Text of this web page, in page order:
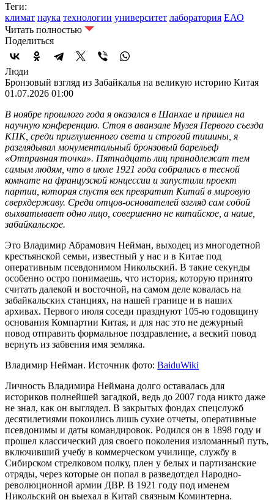
Теги:
климат наука технологии университет лаборатория ЕАО
Читать полностью
Поделиться
Люди
Бронзовый взгляд из Забайкалья на великую историю Китая
01.07.2026 01:00
В ноябре прошлого года я оказался в Шанхае и пришел на
научную конференцию. Стоя в аванзале Музея Первого съезда
КПК, среди приглушенного света и строгой тишины, я
разглядывал монументальный бронзовый барельеф
«Отправная точка». Пятнадцать лиц принадлежат тем
самым людям, что в июле 1921 года собрались в тесной
комнате на французской концессии и запустили проект
партии, которая спустя век превратит Китай в мировую
сверхдержаву. Среди отцов-основателей взгляд сам собой
выхватывает одно лицо, совершенно не китайское, а наше,
забайкальское.
Это Владимир Абрамович Нейман, выходец из многодетной
крестьянской семьи, известный у нас и в Китае под
оперативным псевдонимом Никольский. В такие секунды
особенно остро понимаешь, что история, которую принято
считать далекой и восточной, на самом деле ковалась на
забайкальских станциях, на нашей границе и в наших
архивах. Первого июля соседи празднуют 105-ю годовщину
основания Компартии Китая, и для нас это не дежурный
повод отправить формальное поздравление, а веский повод
вернуть из забвения имя земляка.
Владимир Нейман. Источник фото: BaiduWiki
Личность Владимира Неймана долго оставалась для
историков полнейшей загадкой, ведь до 2007 года никто даже
не знал, как он выглядел. В закрытых фондах спецслужб
десятилетиями покоились лишь сухие отчеты, оперативные
псевдонимы и даты командировок. Родился он в 1898 году и
прошел классический для своего поколения изломанный путь,
включивший учебу в коммерческом училище, службу в
Сибирском стрелковом полку, плен у белых и партизанские
отряды, через которые он попал в разведотдел Народно-
революционной армии ДВР. В 1921 году под именем
Никольский он выехал в Китай связным Коминтерна.